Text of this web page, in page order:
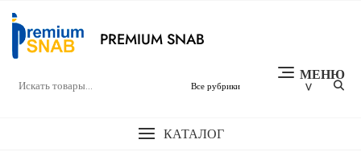
содержимому
МЕНЮ
PREMIUM SNAB
КАТАЛОГ